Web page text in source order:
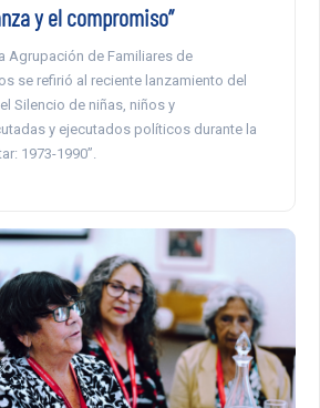
y el compromiso”
Agrupación de Familiares de
se refirió al reciente lanzamiento del
Silencio de niñas, niños y
y ejecutados políticos durante la
1973-1990”.